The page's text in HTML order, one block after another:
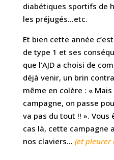
diabétiques sportifs de
les préjugés…etc.
Et bien cette année
de type 1 et ses
que l’AJD a choisi de
déjà venir, un brin
même en colère : «
campagne, on passe
va pas du tout !! ».
cas là, cette campagne
nos claviers… (et pleurer